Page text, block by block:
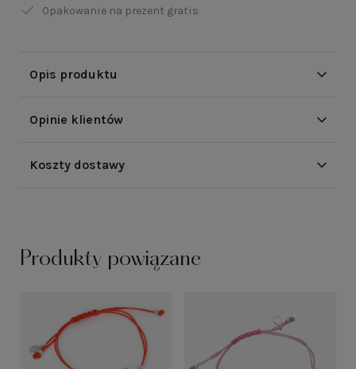
Opakowanie na prezent gratis
Opis produktu
Opinie klientów
Koszty dostawy
Produkty powiązane